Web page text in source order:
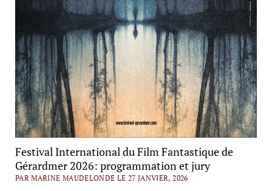
Festival International du Film Fantastique de
Gérardmer 2026: programmation et jury
PAR MARINE MAUDELONDE LE 27 JANVIER, 2026